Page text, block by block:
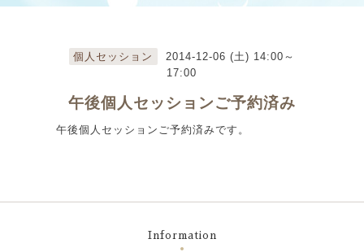
個人セッション
2014-12-06 (土) 14:00～
17:00
午後個人セッションご予約済み
午後個人セッションご予約済みです。
Information